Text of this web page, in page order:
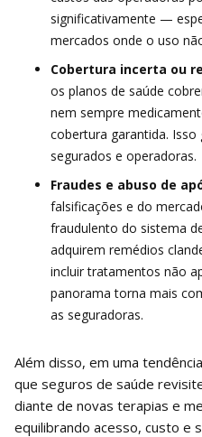
significativamente —
mercados onde o uso
Cobertura incerta ou
os planos de saúde
nem sempre
cobertura garantida. Isso
segurados e operadoras.
Fraudes e abuso de
falsificações e do
fraudulento do sistema
adquirem remédios
incluir tratamentos não
panorama torna mais
as seguradoras.
Além disso, em uma
que seguros de saúde
diante de novas terapias e
equilibrando acesso, custo e